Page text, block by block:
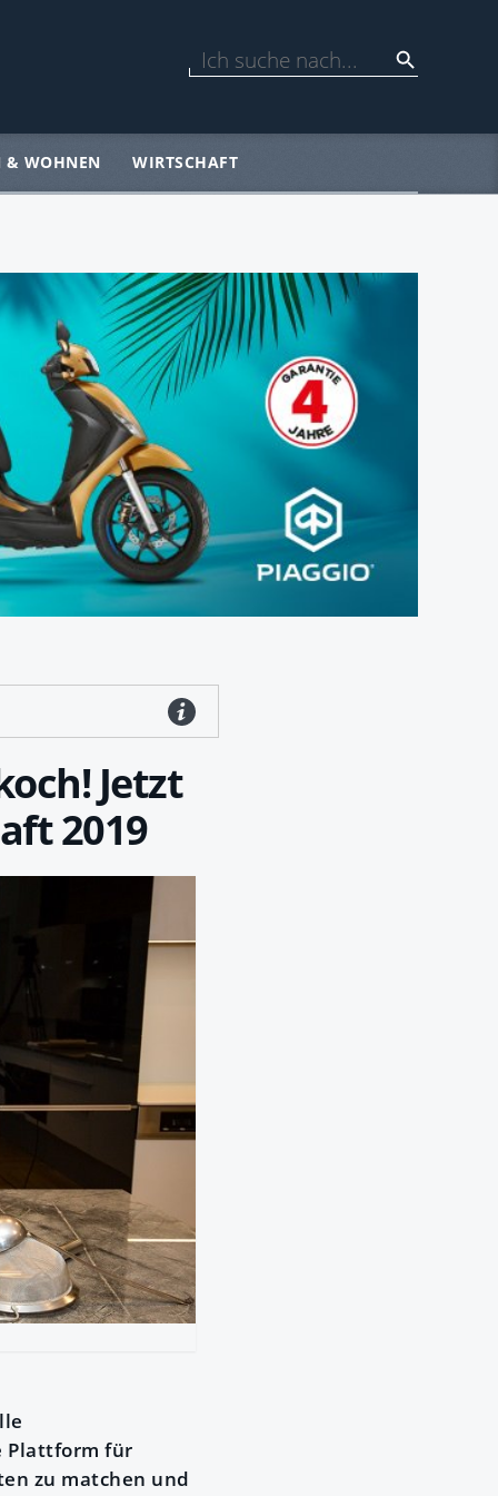
WOHNEN WIRTSCHAFT
Jetzt
2019
Plattform für
zu matchen und